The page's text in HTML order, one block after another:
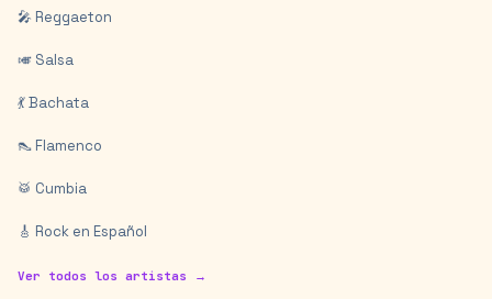
🎤 Reggaeton
🎺 Salsa
💃 Bachata
👠 Flamenco
🥁 Cumbia
🎸 Rock en Español
Ver todos los artistas →